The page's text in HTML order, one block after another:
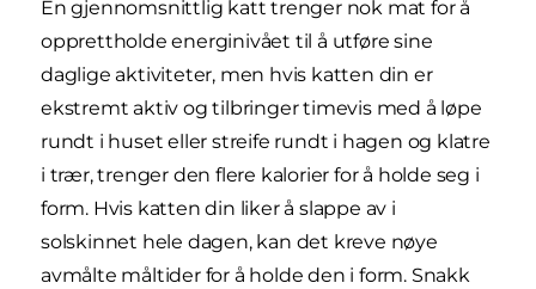
En gjennomsnittlig katt trenger nok mat for å
opprettholde energinivået til å utføre sine
daglige aktiviteter, men hvis katten din er
ekstremt aktiv og tilbringer timevis med å løpe
rundt i huset eller streife rundt i hagen og klatre
i trær, trenger den flere kalorier for å holde seg i
form. Hvis katten din liker å slappe av i
solskinnet hele dagen, kan det kreve nøye
avmålte måltider for å holde den i form. Snakk